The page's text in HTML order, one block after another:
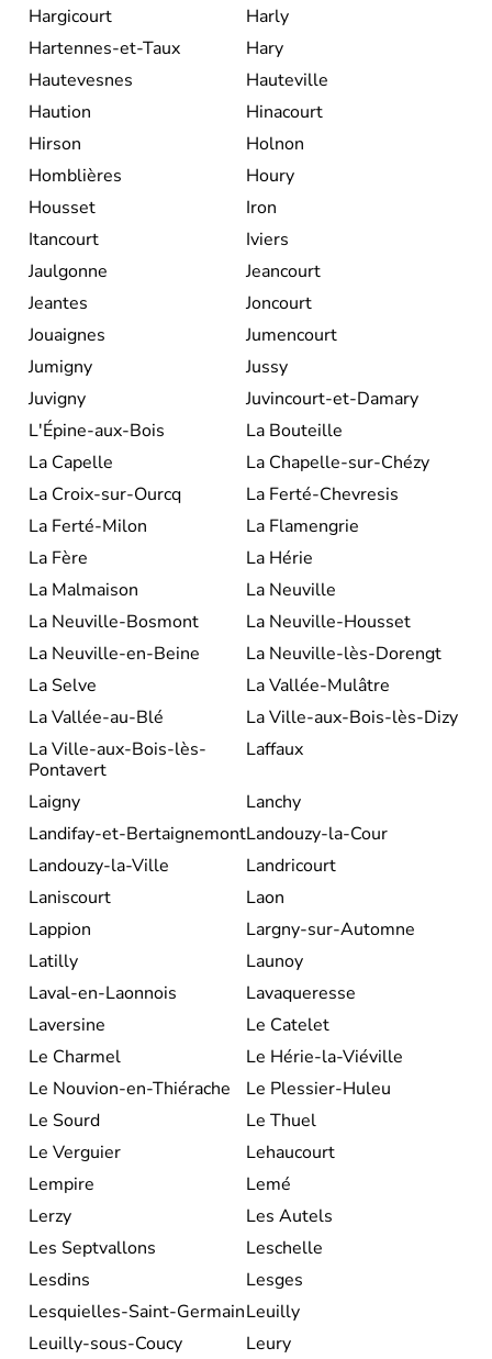
Hargicourt
Harly
Hartennes-et-Taux
Hary
Hautevesnes
Hauteville
Haution
Hinacourt
Hirson
Holnon
Homblières
Houry
Housset
Iron
Itancourt
Iviers
Jaulgonne
Jeancourt
Jeantes
Joncourt
Jouaignes
Jumencourt
Jumigny
Jussy
Juvigny
Juvincourt-et-Damary
L'Épine-aux-Bois
La Bouteille
La Capelle
La Chapelle-sur-Chézy
La Croix-sur-Ourcq
La Ferté-Chevresis
La Ferté-Milon
La Flamengrie
La Fère
La Hérie
La Malmaison
La Neuville
La Neuville-Bosmont
La Neuville-Housset
La Neuville-en-Beine
La Neuville-lès-Dorengt
La Selve
La Vallée-Mulâtre
La Vallée-au-Blé
La Ville-aux-Bois-lès-Dizy
La Ville-aux-Bois-lès-
Pontavert
Laffaux
Laigny
Lanchy
Landifay-et-BertaignemontLandouzy-la-Cour
Landouzy-la-Ville
Landricourt
Laniscourt
Laon
Lappion
Largny-sur-Automne
Latilly
Launoy
Laval-en-Laonnois
Lavaqueresse
Laversine
Le Catelet
Le Charmel
Le Hérie-la-Viéville
Le Nouvion-en-Thiérache
Le Plessier-Huleu
Le Sourd
Le Thuel
Le Verguier
Lehaucourt
Lempire
Lemé
Lerzy
Les Autels
Les Septvallons
Leschelle
Lesdins
Lesges
Lesquielles-Saint-GermainLeuilly
Leuilly-sous-Coucy
Leury